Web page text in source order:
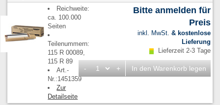
Reichweite:
ca. 100.000
Seiten
Teilenummern:
115 R 00089,
115 R 89
Art.-
Nr.:1451359
Zur
Detailseite
Bitte anmelden für
Preis
inkl. MwSt. & kostenlose
Lieferung
Lieferzeit 2-3 Tage
- + In den Warenkorb legen